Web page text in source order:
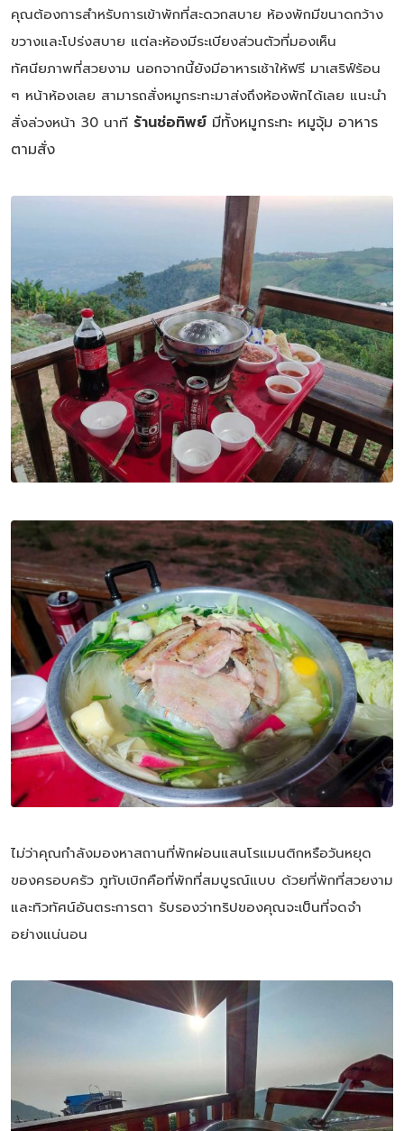
คุณต้องการสำหรับการเข้าพักที่สะดวกสบาย ห้องพักมีขนาดกว้าง
ขวางและโปร่งสบาย แต่ละห้องมีระเบียงส่วนตัวที่มองเห็น
ทัศนียภาพที่สวยงาม นอกจากนี้ยังมีอาหารเช้าให้ฟรี มาเสริฟ์ร้อน
ๆ หน้าห้องเลย สามารถสั่งหมูกระทะมาส่งถึงห้องพักได้เลย แนะนำ
สั่งล่วงหน้า 30 นาที ร้านช่อทิพย์ มีทั้งหมูกระทะ หมูจุ้ม อาหาร
ตามสั่ง
ไม่ว่าคุณกำลังมองหาสถานที่พักผ่อนแสนโรแมนติกหรือวันหยุด
ของครอบครัว ภูทับเบิกคือที่พักที่สมบูรณ์แบบ ด้วยที่พักที่สวยงาม
และทิวทัศน์อันตระการตา รับรองว่าทริปของคุณจะเป็นที่จดจำ
อย่างแน่นอน